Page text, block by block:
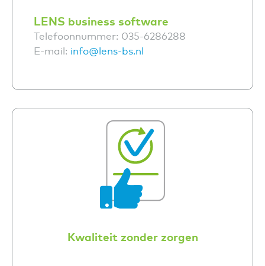
LENS business software
Telefoonnummer: 035-6286288
E-mail: info@lens-bs.nl
Kwaliteit zonder zorgen